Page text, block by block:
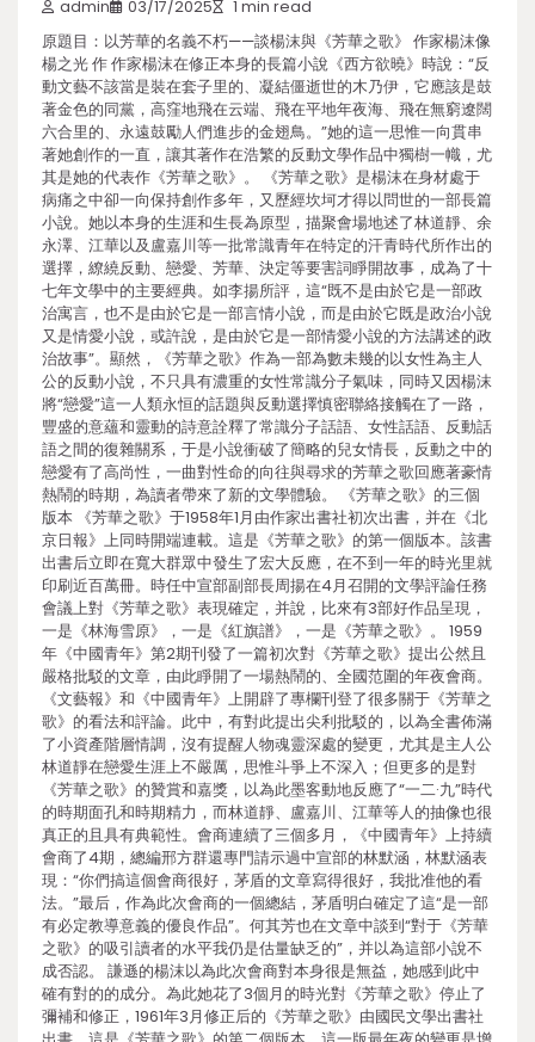
admin 03/17/2025 1 min read
原題目：以芳華的名義不朽——談楊沫與《芳華之歌》 作家楊沫像
楊之光 作 作家楊沫在修正本身的長篇小說《西方欲曉》時說：“反
動文藝不該當是裝在套子里的、凝結僵逝世的木乃伊，它應該是鼓
著金色的同黨，高窪地飛在云端、飛在平地年夜海、飛在無窮遼闊
六合里的、永遠鼓勵人們進步的金翅鳥。”她的這一思惟一向貫串
著她創作的一直，讓其著作在浩繁的反動文學作品中獨樹一幟，尤
其是她的代表作《芳華之歌》。 《芳華之歌》是楊沫在身材處于
病痛之中卻一向保持創作多年，又歷經坎坷才得以問世的一部長篇
小說。她以本身的生涯和生長為原型，描聚會場地述了林道靜、余
永澤、江華以及盧嘉川等一批常識青年在特定的汗青時代所作出的
選擇，繚繞反動、戀愛、芳華、決定等要害詞睜開故事，成為了十
七年文學中的主要經典。如李揚所評，這“既不是由於它是一部政
治寓言，也不是由於它是一部言情小說，而是由於它既是政治小說
又是情愛小說，或許說，是由於它是一部情愛小說的方法講述的政
治故事”。顯然，《芳華之歌》作為一部為數未幾的以女性為主人
公的反動小說，不只具有濃重的女性常識分子氣味，同時又因楊沫
將“戀愛”這一人類永恒的話題與反動選擇慎密聯絡接觸在了一路，
豐盛的意蘊和靈動的詩意詮釋了常識分子話語、女性話語、反動話
語之間的復雜關系，于是小說衝破了簡略的兒女情長，反動之中的
戀愛有了高尚性，一曲對性命的向往與尋求的芳華之歌回應著豪情
熱鬧的時期，為讀者帶來了新的文學體驗。 《芳華之歌》的三個
版本 《芳華之歌》于1958年1月由作家出書社初次出書，并在《北
京日報》上同時開端連載。這是《芳華之歌》的第一個版本。該書
出書后立即在寬大群眾中發生了宏大反應，在不到一年的時光里就
印刷近百萬冊。時任中宣部副部長周揚在4月召開的文學評論任務
會議上對《芳華之歌》表現確定，并說，比來有3部好作品呈現，
一是《林海雪原》，一是《紅旗譜》，一是《芳華之歌》。 1959
年《中國青年》第2期刊發了一篇初次對《芳華之歌》提出公然且
嚴格批駁的文章，由此睜開了一場熱鬧的、全國范圍的年夜會商。
《文藝報》和《中國青年》上開辟了專欄刊登了很多關于《芳華之
歌》的看法和評論。此中，有對此提出尖利批駁的，以為全書佈滿
了小資產階層情調，沒有提醒人物魂靈深處的變更，尤其是主人公
林道靜在戀愛生涯上不嚴厲，思惟斗爭上不深入；但更多的是對
《芳華之歌》的贊賞和嘉獎，以為此墨客動地反應了“一二·九”時代
的時期面孔和時期精力，而林道靜、盧嘉川、江華等人的抽像也很
真正的且具有典範性。會商連續了三個多月，《中國青年》上持續
會商了4期，總編邢方群還專門請示過中宣部的林默涵，林默涵表
現：“你們搞這個會商很好，茅盾的文章寫得很好，我批准他的看
法。”最后，作為此次會商的一個總結，茅盾明白確定了這“是一部
有必定教導意義的優良作品”。何其芳也在文章中談到“對于《芳華
之歌》的吸引讀者的水平我仍是估量缺乏的”，并以為這部小說不
成否認。 謙遜的楊沫以為此次會商對本身很是無益，她感到此中
確有對的的成分。為此她花了3個月的時光對《芳華之歌》停止了
彌補和修正，1961年3月修正后的《芳華之歌》由國民文學出書社